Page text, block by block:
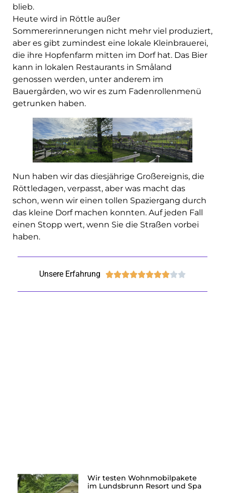
blieb.
Heute wird in Röttle außer
Sommererinnerungen nicht mehr viel produziert,
aber es gibt zumindest eine lokale Kleinbrauerei,
die ihre Hopfenfarm mitten im Dorf hat. Das Bier
kann in lokalen Restaurants in Småland
genossen werden, unter anderem im
Bauergården, wo wir es zum Fadenrollenmenü
getrunken haben.
Nun haben wir das diesjährige Großereignis, die
Röttledagen, verpasst, aber was macht das
schon, wenn wir einen tollen Spaziergang durch
das kleine Dorf machen konnten. Auf jeden Fall
einen Stopp wert, wenn Sie die Straßen vorbei
haben.
Unsere Erfahrung 
Wir testen Wohnmobilpakete
im Lundsbrunn Resort und Spa